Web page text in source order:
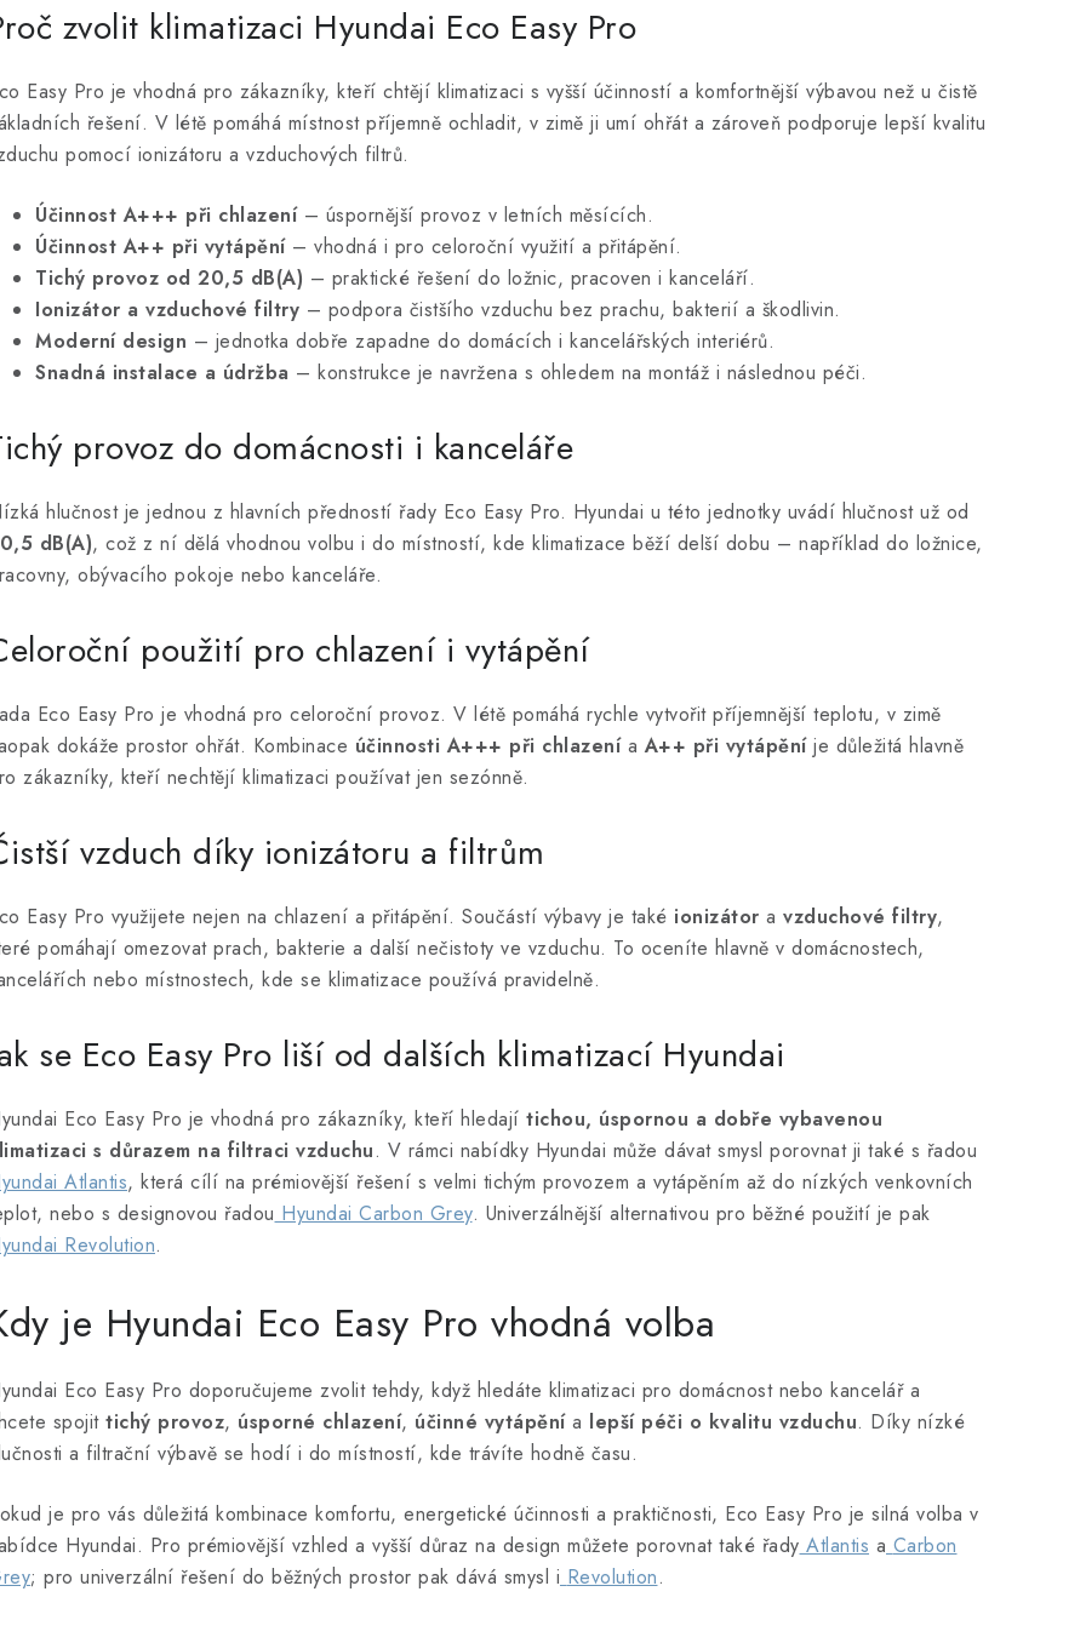
zvolit klimatizaci Hyundai Eco Easy Pro
Easy Pro je vhodná pro zákazníky, kteří chtějí klimatizaci s vyšší účinností a komfortnější výbavou než u čistě
řešení. V létě pomáhá místnost příjemně ochladit, v zimě ji umí ohřát a zároveň podporuje lepší kvalitu
pomocí ionizátoru a vzduchových filtrů.
Účinnost A+++ při chlazení– úspornější provoz v letních měsících.
Účinnost A++ při vytápění– vhodná i pro celoroční využití a přitápění.
Tichý provoz od 20,5 dB(A) – praktické řešení do ložnic, pracoven i kanceláří.
Ionizátor a vzduchové filtry – podpora čistšího vzduchu bez prachu, bakterií a škodlivin.
Moderní design – jednotka dobře zapadne do domácích i kancelářských interiérů.
Snadná instalace a údržba – konstrukce je navržena s ohledem na montáž i následnou péči.
provoz do domácnosti i kanceláře
hlučnost je jednou z hlavních předností řady Eco Easy Pro. Hyundai u této jednotky uvádí hlučnost už od
dB(A), což z ní dělá vhodnou volbu i do místností, kde klimatizace běží delší dobu – například do ložnice,
obývacího pokoje nebo kanceláře.
použití pro chlazení i vytápění
Eco Easy Pro je vhodná pro celoroční provoz. V létě pomáhá rychle vytvořit příjemnější teplotu, v zimě
dokáže prostor ohřát. Kombinace účinnosti A+++ při chlazenía A++ při vytápěníje důležitá hlavně
zákazníky, kteří nechtějí klimatizaci používat jen sezónně.
vzduch díky ionizátoru a filtrům
Easy Pro využijete nejen na chlazení a přitápění. Součástí výbavy je také ionizátor a vzduchové filtry,
pomáhají omezovat prach, bakterie a další nečistoty ve vzduchu. To oceníte hlavně v domácnostech,
nebo místnostech, kde se klimatizace používá pravidelně.
se Eco Easy Pro liší od dalších klimatizací Hyundai
Eco Easy Pro je vhodná pro zákazníky, kteří hledají tichou, úspornou a dobře vybavenou
s důrazem na filtraci vzduchu. V rámci nabídky Hyundai může dávat smysl porovnat ji také s řadou
Atlantis, která cílí na prémiovější řešení s velmi tichým provozem a vytápěním až do nízkých venkovních
nebo s designovou řadou Hyundai Carbon Grey. Univerzálnější alternativou pro běžné použití je pak
Revolution.
je Hyundai Eco Easy Pro vhodná volba
Eco Easy Pro doporučujeme zvolit tehdy, když hledáte klimatizaci pro domácnost nebo kancelář a
spojit tichý provoz, úsporné chlazení, účinné vytápěnía lepší péči o kvalitu vzduchu. Díky nízké
a filtrační výbavě se hodí i do místností, kde trávíte hodně času.
je pro vás důležitá kombinace komfortu, energetické účinnosti a praktičnosti, Eco Easy Pro je silná volba v
Hyundai. Pro prémiovější vzhled a vyšší důraz na design můžete porovnat také řady Atlantis a Carbon
; pro univerzální řešení do běžných prostor pak dává smysl i Revolution.